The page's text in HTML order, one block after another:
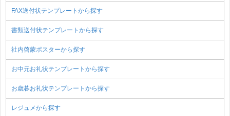
FAX送付状テンプレートから探す
書類送付状テンプレートから探す
社内啓蒙ポスターから探す
お中元お礼状テンプレートから探す
お歳暮お礼状テンプレートから探す
レジュメから探す